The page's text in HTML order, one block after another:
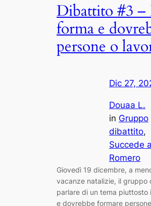
Dibattito #3 –
forma e
persone o
Dic 27,
Douaa L.
in Gruppo
dibattito
Succede
Romero
Giovedì 19 dicembre, a
vacanze natalizie, il gruppo
parlare di un tema piuttosto
e dovrebbe formare